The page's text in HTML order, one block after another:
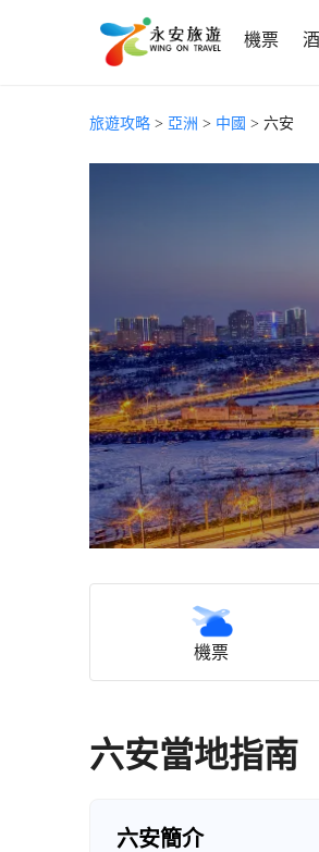
機票
旅遊攻略 > 亞洲 > 中國 > 六安
機票
六安當地指南
六安簡介